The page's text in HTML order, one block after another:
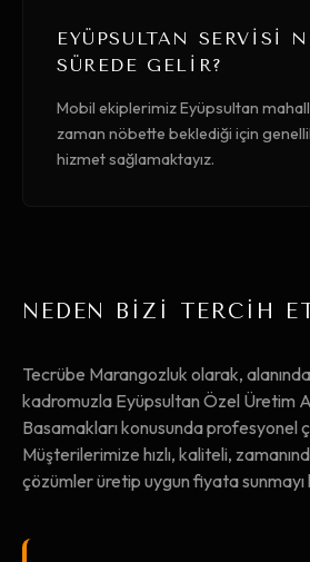
EYÜPSULTAN SERVISI
SÜREDE GELIR?
Mobil ekiplerimiz Eyüpsultan
zaman nöbette beklediği için
hizmet sağlamaktayız.
NEDEN BİZİ TERCİH
Tecrübe Marangozluk olarak,
kadromuzla Eyüpsultan Özel Üretim
Basamakları konusunda profesyonel
Müşterilerimize hızlı, kaliteli,
çözümler üretip uygun fiyata